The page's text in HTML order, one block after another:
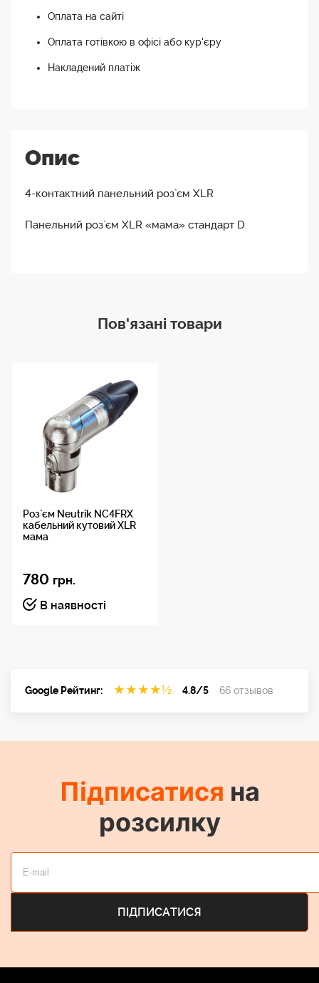
Оплата на сайті
Оплата готівкою в офісі або кур'єру
Накладений платіж
Опис
4-контактний панельний роз`єм XLR
Панельний роз`єм XLR «мама» стандарт D
Пов'язані товари
Роз`єм Neutrik NC4FRX
кабельний кутовий XLR
мама
780 грн.
В наявності
Google Рейтинг: ★ ★ ★ ★½ 4.8/5 66 отзывов
Підписатися на
розсилку